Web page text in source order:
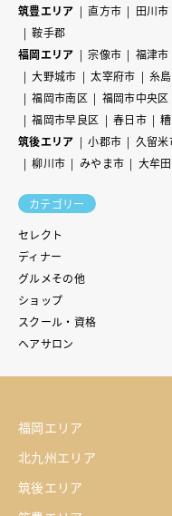
筑豊エリア
直方市 田川市
鞍手郡
福岡エリア
宗像市 福津市
大野城市
太宰府市 糸
福岡市南区
福岡市中央区
福岡市早良区
春日市
筑後エリア
小郡市 久留米
柳川市
みやま市 大牟
カテゴリー
セレクト
ディナー
グルメその他
ショップ
スクール・資格
ヘアサロン
福岡エリア
北九州エリア
筑後エリア